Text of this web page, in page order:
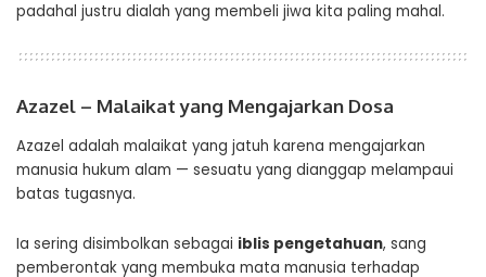
padahal justru dialah yang membeli jiwa kita paling mahal.
Azazel – Malaikat yang Mengajarkan Dosa
Azazel adalah malaikat yang jatuh karena mengajarkan
manusia hukum alam — sesuatu yang dianggap melampaui
batas tugasnya.
Ia sering disimbolkan sebagai iblis pengetahuan, sang
pemberontak yang membuka mata manusia terhadap